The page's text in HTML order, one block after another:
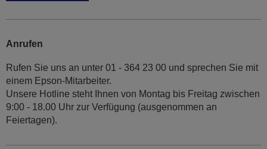
Anrufen
Rufen Sie uns an unter 01 - 364 23 00 und sprechen Sie mit
einem Epson-Mitarbeiter.
Unsere Hotline steht Ihnen von Montag bis Freitag zwischen
9:00 - 18.00 Uhr zur Verfügung (ausgenommen an
Feiertagen).